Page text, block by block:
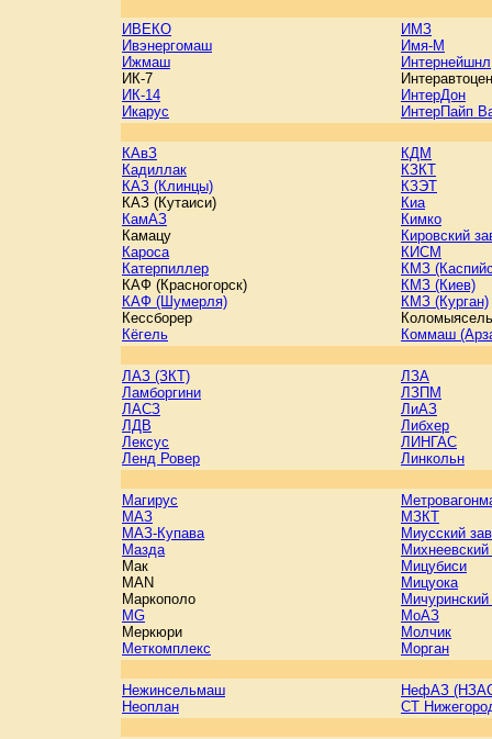
ИВЕКО
Ивэнергомаш
Ижмаш
ИК-7
ИК-14
Икарус
ИМЗ
Имя-М
Интернейшнл
ИнтерДон
ИнтерПайп
КАвЗ
Кадиллак
КАЗ (Клинцы)
КАЗ (Кутаиси)
КамАЗ
Камацу
Кароса
Катерпиллер
КАФ (Красногорск)
КАФ (Шумерля)
Кессборер
Кёгель
КДМ
КЗКТ
КЗЭТ
Киа
Кимко
Кировский
КИСМ
КМЗ
КМЗ (Киев)
КМЗ (Курган)
Коммаш
ЛАЗ (ЗКТ)
Ламборгини
ЛАСЗ
ЛДВ
Лексус
Ленд Ровер
ЛЗА
ЛЗПМ
ЛиАЗ
Либхер
ЛИНГАС
Линкольн
Магирус
МАЗ
МАЗ-Купава
Мазда
Мак
MAN
Маркополо
MG
Меркюри
Меткомплекс
МЗКТ
Миусский
Мицубиси
Мицуока
МоАЗ
Молчик
Морган
Нежинсельмаш
Неоплан
НефАЗ
СТ